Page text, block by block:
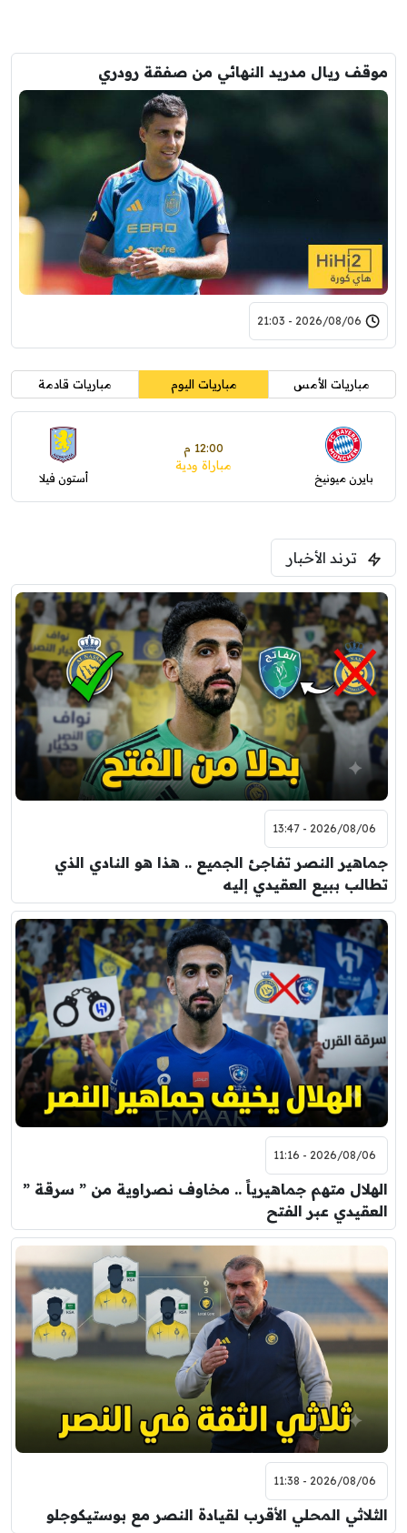
موقف ريال مدريد النهائي من صفقة رودري
2026/08/06 - 21:03
مباريات الأمس مباريات اليوم مباريات قادمة
بايرن ميونيخ
12:00 م
مباراة ودية
أستون فيلا
ترند الأخبار
2026/08/06 - 13:47
جماهير النصر تفاجئ الجميع .. هذا هو النادي الذي
تطالب ببيع العقيدي إليه
2026/08/06 - 11:16
الهلال متهم جماهيرياً .. مخاوف نصراوية من ” سرقة ”
العقيدي عبر الفتح
2026/08/06 - 11:38
الثلاثي المحلي الأقرب لقيادة النصر مع بوستيكوجلو